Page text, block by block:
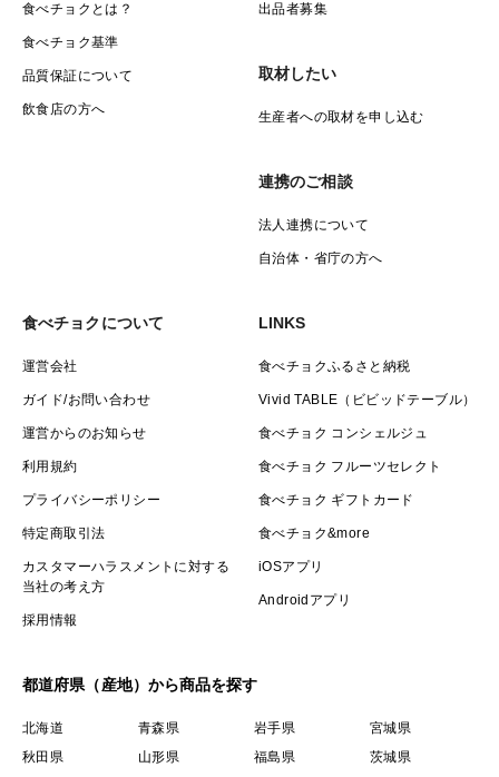
食べチョクとは？
食べチョク基準
品質保証について
飲食店の方へ
出品者募集
取材したい
生産者への取材を申し込む
連携のご相談
法人連携について
自治体・省庁の方へ
食べチョクについて
運営会社
ガイド/お問い合わせ
運営からのお知らせ
利用規約
プライバシーポリシー
特定商取引法
カスタマーハラスメントに対する
当社の考え方
採用情報
LINKS
食べチョクふるさと納税
Vivid TABLE（ビビッドテーブル）
食べチョク コンシェルジュ
食べチョク フルーツセレクト
食べチョク ギフトカード
食べチョク&more
iOSアプリ
Androidアプリ
都道府県（産地）から商品を探す
北海道 青森県 岩手県
宮城県
秋田県
山形県 福島県
茨城県